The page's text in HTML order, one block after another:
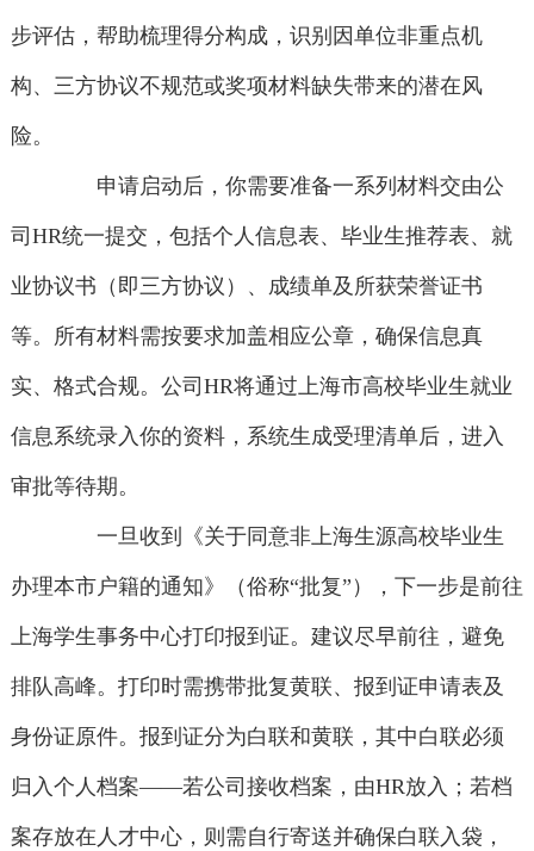
步评估，帮助梳理得分构成，识别因单位非重点机
构、三方协议不规范或奖项材料缺失带来的潜在风
险。
申请启动后，你需要准备一系列材料交由公
司HR统一提交，包括个人信息表、毕业生推荐表、就
业协议书（即三方协议）、成绩单及所获荣誉证书
等。所有材料需按要求加盖相应公章，确保信息真
实、格式合规。公司HR将通过上海市高校毕业生就业
信息系统录入你的资料，系统生成受理清单后，进入
审批等待期。
一旦收到《关于同意非上海生源高校毕业生
办理本市户籍的通知》（俗称“批复”），下一步是前往
上海学生事务中心打印报到证。建议尽早前往，避免
排队高峰。打印时需携带批复黄联、报到证申请表及
身份证原件。报到证分为白联和黄联，其中白联必须
归入个人档案——若公司接收档案，由HR放入；若档
案存放在人才中心，则需自行寄送并确保白联入袋，